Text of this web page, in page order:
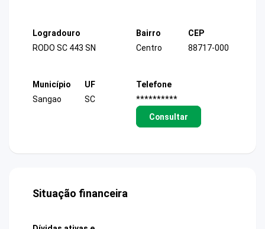
Logradouro
RODO SC 443 SN
Bairro
Centro
CEP
88717-000
Município
Sangao
UF
SC
Telefone
**********
Consultar
Situação financeira